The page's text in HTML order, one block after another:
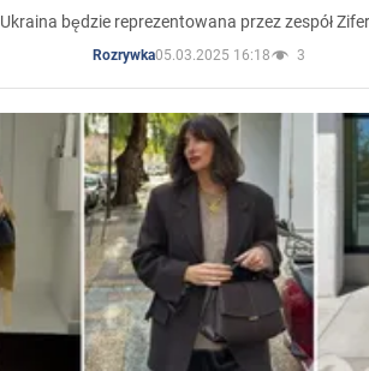
Ukraina będzie reprezentowana przez zespół
Rozrywka05.03.2025 16:18 3